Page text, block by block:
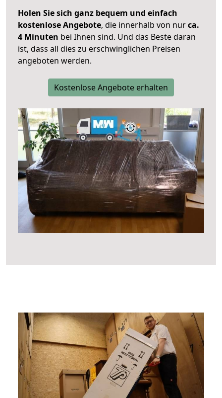
Holen Sie sich ganz bequem und einfach
kostenlose Angebote, die innerhalb von nurca.
4 Minuten bei Ihnen sind. Und das Beste daran
ist, dass all dies zu erschwinglichen Preisen
angeboten werden.
Kostenlose Angebote erhalten